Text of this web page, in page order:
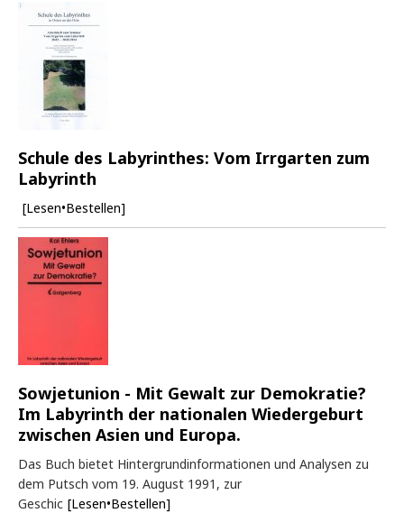
Schule des Labyrinthes: Vom Irrgarten zum
Labyrinth
[Lesen•Bestellen]
Sowjetunion - Mit Gewalt zur Demokratie?
Im Labyrinth der nationalen Wiedergeburt
zwischen Asien und Europa.
Das Buch bietet Hintergrundinformationen und Analysen zu
dem Putsch vom 19. August 1991, zur
Geschic [Lesen•Bestellen]